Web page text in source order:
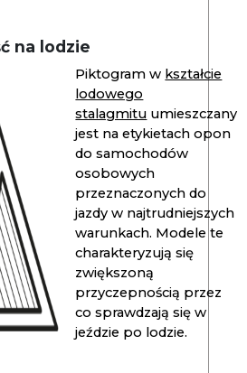
na lodzie
Piktogram w kształcie
lodowego
stalagmitu umieszczany
jest na etykietach opon
do samochodów
osobowych
przeznaczonych do
jazdy w najtrudniejszych
warunkach. Modele te
charakteryzują się
zwiększoną
przyczepnością przez
co sprawdzają się w
jeździe po lodzie.